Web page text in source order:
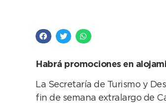
Habrá promociones en
La Secretaría de Turismo y
fin de semana extralargo de